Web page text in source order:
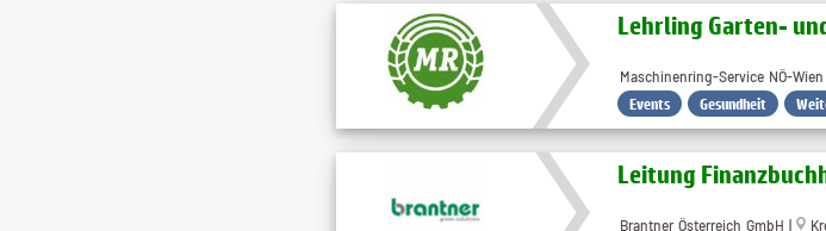
Lehrling Garten-
Maschinenring-Service NÖ-Wien
Events Gesundheit
Leitung
Brantner Österreich GmbH |